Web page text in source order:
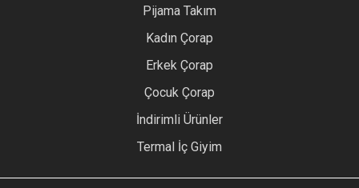
Pijama Takım
Kadın Çorap
Erkek Çorap
Çocuk Çorap
İndirimli Ürünler
Termal İç Giyim